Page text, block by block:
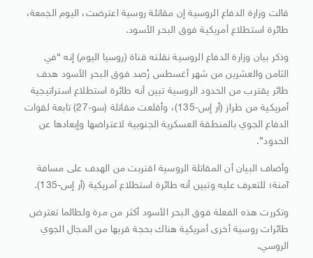
قالت وزارة الدفاع الروسية إن مقاتلة روسية اعترضت، اليوم الجمعة،
طائرة استطلاع أمريكية فوق البحر الأسود.
وذكر بيان وزارة الدفاع الروسية نقلته قناة (روسيا اليوم) إنه “في
الثامن والعشرين من شهر أغسطس رُصد فوق البحر الأسود هدف
طائر يقترب من الحدود الروسية تبين أنه طائرة استطلاع استراتيجية
أمريكية من طراز (أر إس-135)، وأقلعت مقاتلة (سو-27) تابعة لقوات
الدفاع الجوي بالمنطقة العسكرية الجنوبية لاعتراضها وإبعادها عن
الحدود”.
وأضاف البيان أن المقاتلة الروسية اقتربت من الهدف على مسافة
آمنة؛ للتعرف عليه وتبين أنه طائرة استطلاع أمريكية (أر إس-135).
وتكررت هذه الفعلة فوق البحر الأسود أكثر من مرة ولطالما تعترض
طائرات روسية أخرى أمريكية هناك بحجة قربها من المجال الجوي
الروسي.